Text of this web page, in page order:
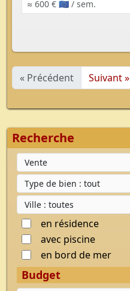
≈ 600 € 🇪🇺 / sem.
« Précédent Suivant »
Recherche
Type d'offre
Type de bien
Ville
en résidence
avec piscine
en bord de mer
Budget